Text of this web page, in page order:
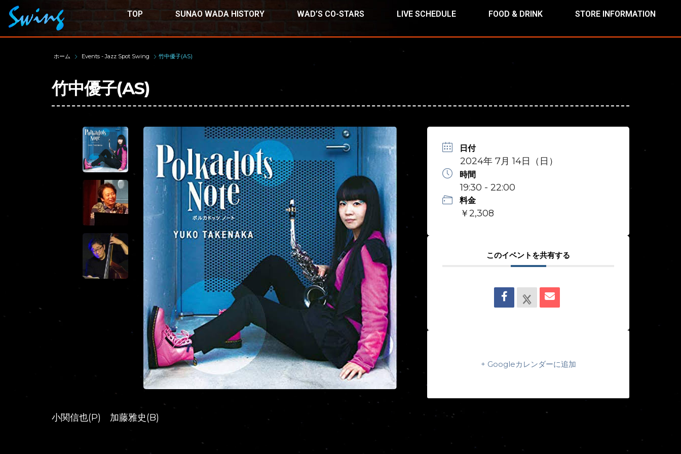
TOP SUNAO WADA HISTORY WAD’S CO-STARS LIVE SCHEDULE FOOD & DRINK STORE INFORMATION
ホーム Events - Jazz Spot Swing 竹中優子(AS)
竹中優子(AS)
小関信也(P) 加藤雅史(B)
日付
2024年 7月 14日（日）
時間
19:30 - 22:00
料金
￥2,308
このイベントを共有する
+ Googleカレンダーに追加